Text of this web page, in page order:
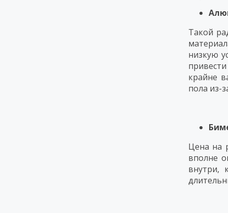
Такой
низкую
крайне
пола из-
Цена на
вполне
внутри,